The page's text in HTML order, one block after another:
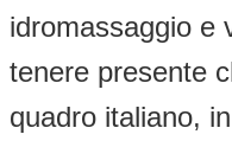
idromassaggio e
tenere presente
quadro italiano,